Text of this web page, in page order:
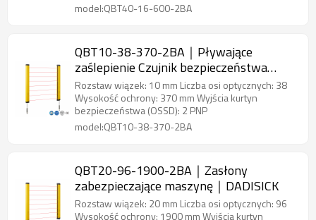
model:QBT40-16-600-2BA
QBT10-38-370-2BA｜Pływające
zaślepienie Czujnik bezpieczeństwa
obszaru｜DADISICK
Rozstaw wiązek: 10 mm Liczba osi optycznych: 38
Wysokość ochrony: 370 mm Wyjścia kurtyn
bezpieczeństwa (OSSD): 2 PNP
model:QBT10-38-370-2BA
QBT20-96-1900-2BA｜Zasłony
zabezpieczające maszynę｜DADISICK
Rozstaw wiązek: 20 mm Liczba osi optycznych: 96
Wysokość ochrony: 1900 mm Wyjścia kurtyn